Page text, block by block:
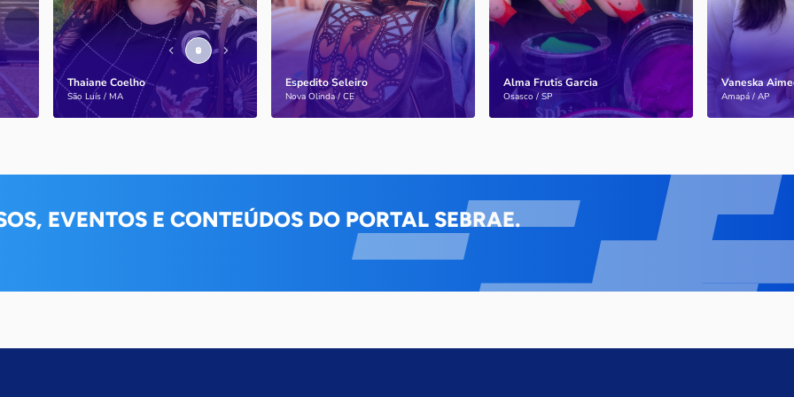
Thaiane Coelho
São Luís / MA
Saiba mais
Espedito Seleiro
Nova Olinda / CE
Saiba mais
Alma Frutis Garcia
Osasco / SP
Saiba mais
Vaneska
Amapá / AP
Saiba mais
EVENTOS E CONTEÚDOS DO PORTAL SEBRAE.